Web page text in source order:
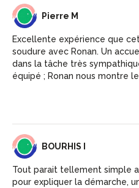
PM Pierre M
Excellente expérience que
soudure avec Ronan. Un
dans la tâche très
équipé ; Ronan nous montre
plusieurs équipement de
amusant de travailler à la
repart avec plein d’autres
Ronan est prêt à nous
BI BOURHIS I
Tout parait tellement simple avec Ronan
pour expliquer la démarche,